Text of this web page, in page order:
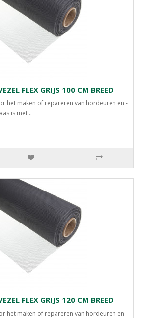
FLEX GRIJS 100 CM BREED
het maken of repareren van hordeuren en -
is met ..
FLEX GRIJS 120 CM BREED
het maken of repareren van hordeuren en -